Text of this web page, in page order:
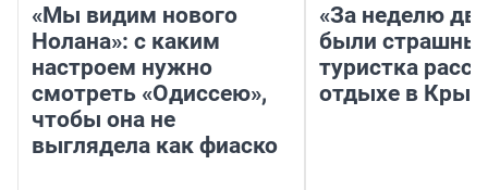
«Мы видим нового
Нолана»: с каким
настроем нужно
смотреть «Одиссею»,
чтобы она не
выглядела как фиаско
«За неделю
были
туристка
отдыхе в